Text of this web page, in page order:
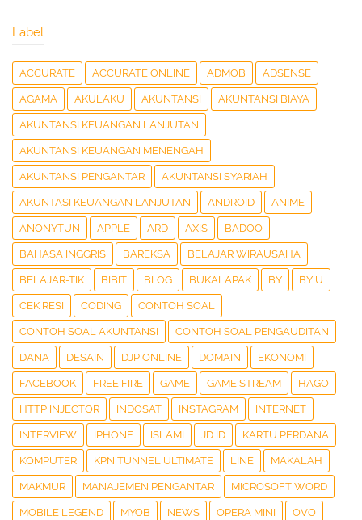
Label
ACCURATE ACCURATE ONLINE ADMOB ADSENSE
AGAMA AKULAKU AKUNTANSI AKUNTANSI BIAYA
AKUNTANSI KEUANGAN LANJUTAN
AKUNTANSI KEUANGAN MENENGAH
AKUNTANSI PENGANTAR AKUNTANSI SYARIAH
AKUNTASI KEUANGAN LANJUTAN ANDROID ANIME
ANONYTUN APPLE ARD AXIS BADOO
BAHASA INGGRIS BAREKSA BELAJAR WIRAUSAHA
BELAJAR-TIK BIBIT BLOG BUKALAPAK BY BY U
CEK RESI CODING CONTOH SOAL
CONTOH SOAL AKUNTANSI CONTOH SOAL PENGAUDITAN
DANA DESAIN DJP ONLINE DOMAIN EKONOMI
FACEBOOK FREE FIRE GAME GAME STREAM HAGO
HTTP INJECTOR INDOSAT INSTAGRAM INTERNET
INTERVIEW IPHONE ISLAMI JD ID KARTU PERDANA
KOMPUTER KPN TUNNEL ULTIMATE LINE MAKALAH
MAKMUR MANAJEMEN PENGANTAR MICROSOFT WORD
MOBILE LEGEND MYOB NEWS OPERA MINI OVO